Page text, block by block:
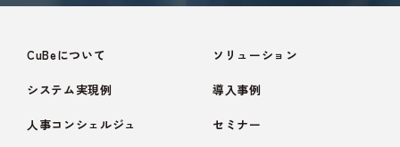
CuBeについて ソリューション
システム実現例 導入事例
人事コンシェルジュ セミナー